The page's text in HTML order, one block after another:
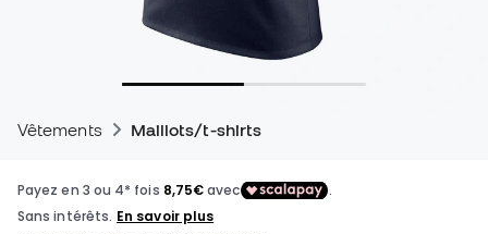
Vêtements Maillots/t-shirts